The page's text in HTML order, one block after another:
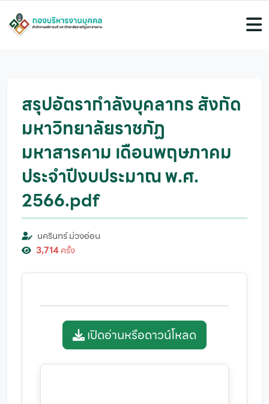
สรุปอัตรากำลังบุคลากร สังกัด
มหาวิทยาลัยราชภัฏ
มหาสารคาม เดือนพฤษภาคม
ประจำปีงบประมาณ พ.ศ.
2566.pdf
นครินทร์ ม่วงอ่อน
3,714ครั้ง
เปิดอ่านหรือดาวน์โหลด